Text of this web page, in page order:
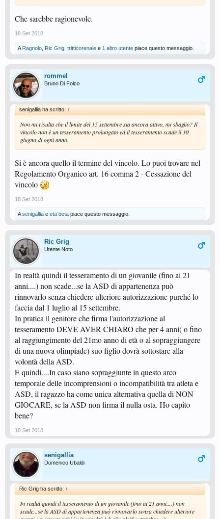
Che sarebbe ragionevole.
18 Set 2018
A Ragnolo Ric Grig tritticorenale e 1 altro utente piace questo messaggio.
rommel
Bruno Di Folco
senigallia ha scritto: ↑
Non mi risulta che il limite del 15 settembre sia ancora attivo, mi sbaglio? Il
vincolo non è un tesseramento prolungato ed il tesseramento scade il 30
giugno di ogni anno.
Si è ancora quello il termine del vincolo. Lo puoi trovare nel
Regolamento Organico art. 16 comma 2 - Cessazione del
vincolo
18 Set 2018
Asenigallia e eta beta piace questo messaggio.
Ric Grig
Utente Noto
In realtà quindi il tesseramento di un giovanile (fino ai 21
anni....) non scade...se la ASD di appartenenza può
rinnovarlo senza chiedere ulteriore autorizzazione purché lo
faccia dal 1 luglio al 15 settembre.
In pratica il genitore che firma l'autorizzazione al
tesseramento DEVE AVER CHIARO che per 4 anni( o fino
al raggiungimento del 21mo anno di età o al sopraggiungere
di una nuova olimpiade) suo figlio dovrà sottostare alla
volontà della ASD.
E quindi....In caso siano sopraggiunte in questo arco
temporale delle incomprensioni o incompatibilità tra atleta e
ASD, il ragazzo ha come unica alternativa quella di NON
GIOCARE, se la ASD non firma il nulla osta. Ho capito
bene?
18 Set 2018
senigallia
Domenico Ubaldi
Ric Grig ha scritto: ↑
In realtà quindi il tesseramento di un giovanile (fino ai 21 anni....) non
scade...se la ASD di appartenenza può rinnovarlo senza chiedere ulteriore